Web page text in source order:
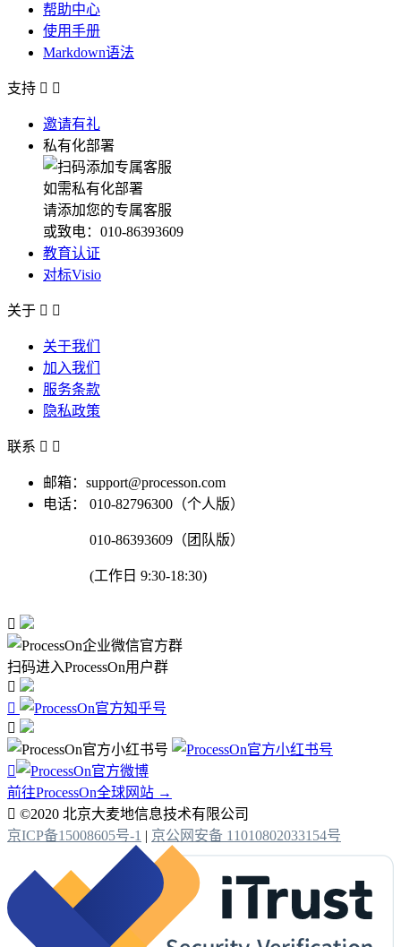
帮助中心
使用手册
Markdown语法
支持  
邀请有礼
私有化部署
如需私有化部署
请添加您的专属客服
或致电：010-86393609
教育认证
对标Visio
关于  
关于我们
加入我们
服务条款
隐私政策
联系  
邮箱：support@processon.com
电话：
010-82796300（个人版）
010-86393609（团队版）
(工作日 9:30-18:30)

扫码进入ProcessOn用户群




前往ProcessOn全球网站 →
 ©2020 北京大麦地信息技术有限公司
京ICP备15008605号-1 | 京公网安备 11010802033154号